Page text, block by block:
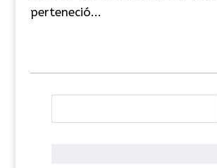
perteneció...